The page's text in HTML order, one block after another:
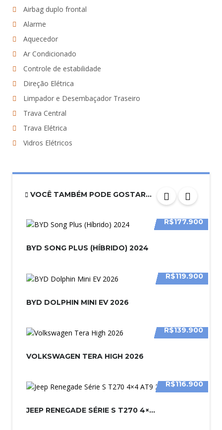
Airbag duplo frontal
Alarme
Aquecedor
Ar Condicionado
Controle de estabilidade
Direção Elétrica
Limpador e Desembaçador Traseiro
Trava Central
Trava Elétrica
Vidros Elétricos
VOCÊ TAMBÉM PODE GOSTAR...
R$177.900
BYD SONG PLUS (HÍBRIDO) 2024
R$119.900
BYD DOLPHIN MINI EV 2026
R$139.900
VOLKSWAGEN TERA HIGH 2026
R$116.900
JEEP RENEGADE SÉRIE S T270 4×...